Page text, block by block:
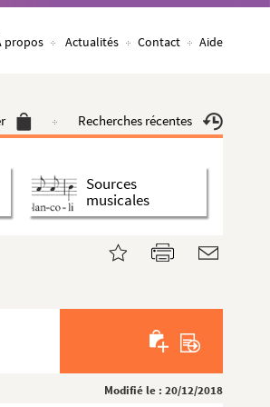
propos Actualités Contact Aide
Recherches récentes
Sources
musicales
Modifié le : 20/12/2018